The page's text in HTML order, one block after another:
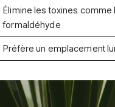
Élimine les toxines comme
formaldéhyde
Préfère un emplacement